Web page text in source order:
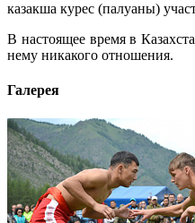
казакша курес (палуаны)
В настоящее время в
нему никакого отношения.
Галерея